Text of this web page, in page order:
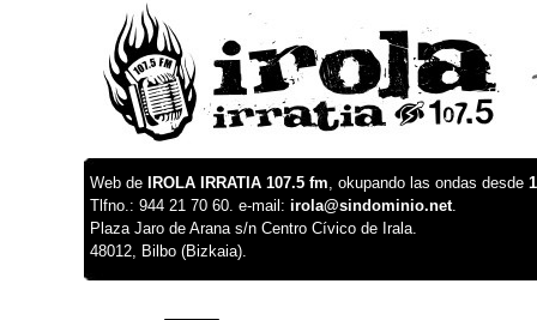
Web de IROLA IRRATIA 107.5 fm, okupando las ondas desde
Tlfno.: 944 21 70 60. e-mail: irola@sindominio.net.
Plaza Jaro de Arana s/n Centro Cívico de Irala.
48012, Bilbo (Bizkaia).